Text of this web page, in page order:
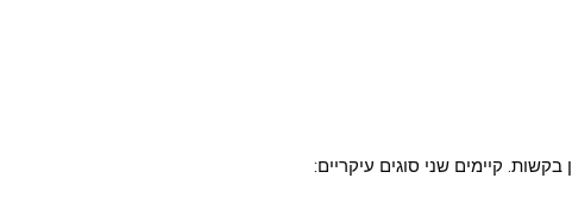
קיימים שני סוגים עיקריים: